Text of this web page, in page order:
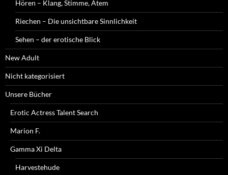
Hören – Klang, Stimme, Atem
Riechen – Die unsichtbare Sinnlichkeit
Sehen – der erotische Blick
New Adult
Nicht kategorisiert
Unsere Bücher
Erotic Actress Talent Search
Marion F.
Gamma Xi Delta
Harvestehude